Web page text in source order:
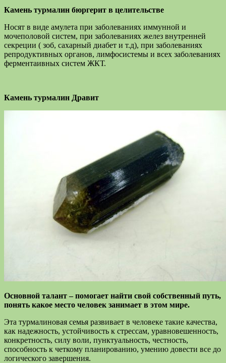
Камень турмалин бюргерит в целительстве
Носят в виде амулета при заболеваниях иммунной и
мочеполовой систем, при заболеваниях желез внутренней
секреции ( зоб, сахарный диабет и т.д), при заболеваниях
репродуктивных органов, лимфосистемы и всех заболеваниях
ферментаивных систем ЖКТ.
Камень турмалин Дравит
Основной талант – помогает найти свой собственный путь,
понять какое место человек занимает в этом мире.
Эта турмалиновая семья развивает в человеке такие качества,
как надежность, устойчивость к стрессам, уравновешенность,
конкретность, силу воли, пунктуальность, честность,
способность к четкому планированию, умению довести все до
логического завершения.